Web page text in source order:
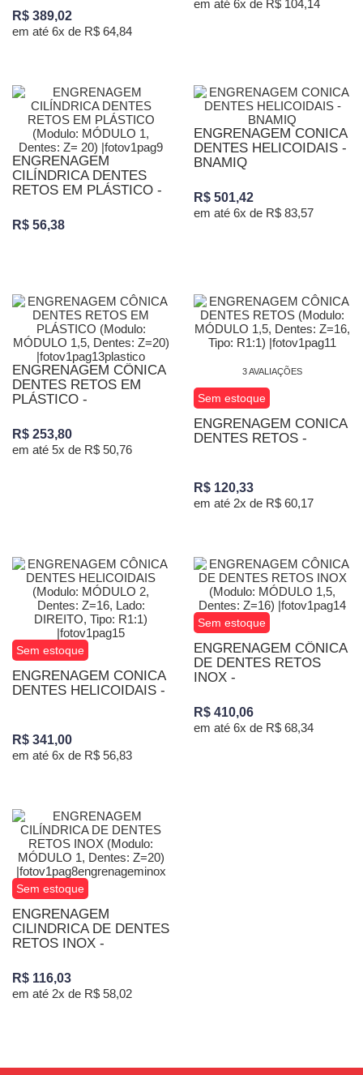
R$ 389,02
em até 6x de R$ 64,84
em até 6x de R$ 104,14
ENGRENAGEM
CILÍNDRICA DENTES
RETOS EM PLÁSTICO -
R$ 56,38
ENGRENAGEM CONICA
DENTES HELICOIDAIS -
BNAMIQ
R$ 501,42
em até 6x de R$ 83,57
ENGRENAGEM CÔNICA
DENTES RETOS EM
PLÁSTICO -
R$ 253,80
em até 5x de R$ 50,76
3 AVALIAÇÕES
Sem estoque
ENGRENAGEM CONICA
DENTES RETOS -
R$ 120,33
em até 2x de R$ 60,17
Sem estoque
ENGRENAGEM CONICA
DENTES HELICOIDAIS -
R$ 341,00
em até 6x de R$ 56,83
Sem estoque
ENGRENAGEM CÔNICA
DE DENTES RETOS
INOX -
R$ 410,06
em até 6x de R$ 68,34
Sem estoque
ENGRENAGEM
CILINDRICA DE DENTES
RETOS INOX -
R$ 116,03
em até 2x de R$ 58,02